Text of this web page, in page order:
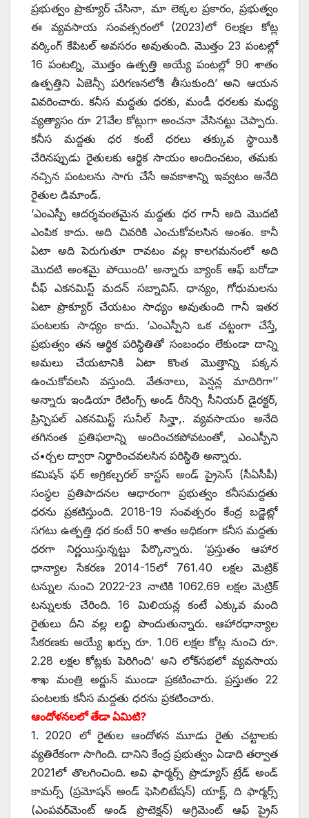
ప్రభుత్వం ప్రొక్యూర్‌ ‌చేసినా, మా లెక్కల ప్రకారం, ప్రభుత్వం
ఈ వ్యవసాయ సంవత్సరంలో (2023)లో 6లక్షల కోట్ల
వర్కింగ్‌ ‌కేపిటల్‌ అవసరం అవుతుంది. మొత్తం 23 పంటల్లో
16 పంటల్ని, మొత్తం ఉత్పత్తి అయ్యే పంటల్లో 90 శాతం
ఉత్పత్తిని ఏజెన్సీ పరిగణనలోకి తీసుకుంది’ అని ఆయన
వివరించారు. కనీస మద్దతు ధరకు, మండీ ధరలకు మధ్య
వ్యత్యాసం రూ 21వేల కోట్లుగా అంచనా వేసినట్టు చెప్పారు.
కనీస మద్దతు ధర కంటే ధరలు తక్కువ స్థాయికి
చేరినప్పుడు రైతులకు ఆర్థిక సాయం అందించటం, తమకు
నచ్చిన పంటలను సాగు చేసే అవకాశాన్ని ఇవ్వటం అనేది
రైతుల డిమాండ్‌.
‘ఎంఎస్పీ ఆదర్శవంతమైన మద్దతు ధర గానీ అది మొదటి
ఎంపిక కాదు. అది చివరికి ఎంచుకోవలసిన అంశం. కానీ
ఏటా అది పెరుగుతూ రావటం వల్ల కాలగమనంలో అది
మొదటి అంశమై పోయింది’ అన్నారు బ్యాంక్‌ ఆఫ్‌ ‌బరోడా
చీఫ్‌ ఎకనమిస్ట్ ‌మదన్‌ ‌సబ్నావిస్‌. ‌ధాన్యం, గోధుమలను
ఏటా ప్రొక్యూర్‌ ‌చేయటం సాధ్యం అవుతుంది గానీ ఇతర
పంటలకు సాధ్యం కాదు. ‘ఎంఎస్పీని ఒక చట్టంగా చేస్తే,
ప్రభుత్వం తన ఆర్థిక పరిస్థితితో సంబంధం లేకుండా దాన్ని
అమలు చేయటానికి ఏటా కొంత మొత్తాన్ని పక్కన
ఉంచుకోవలసి వస్తుంది. వేతనాలు, పెన్షన్ల మాదిరిగా’’
అన్నారు ఇండియా రేటింగ్స్ అం‌డ్‌ ‌రీసెర్చి సీనియర్‌ ‌డైరక్టర్‌,
‌ప్రిన్పిపల్‌ ఎకనమిస్ట్ ‌సునీల్‌ ‌సిన్హా,. వ్యవసాయం అనేది
తగినంత ప్రతిఫలాన్ని అందించకపోవటంతో, ఎంఎస్పీని
చ•ర్చల ద్వారా నిర్థారించవలసిన పరిస్థితి అన్నారు.
కమిషన్‌ ‌ఫర్‌ అ‌గ్రికల్చరల్‌ ‌కాస్టస్ అం‌డ్‌ ‌ప్రైసెస్‌ (‌సీఏసీపీ)
సంస్థల ప్రతిపాదనల ఆధారంగా ప్రభుత్వం కనీసమద్దతు
ధరను ప్రకటిస్తుంది. 2018-19 సంవత్సరం కేంద్ర బడ్జెట్లో
సగటు ఉత్పత్తి ధర కంటే 50 శాతం అధికంగా కనీస మద్దతు
ధరగా నిర్ణయిస్తున్నట్టు పేర్కొన్నారు. ‘ప్రస్తుతం ఆహార
ధాన్యాల సేకరణ 2014-15లో 761.40 లక్షల మెట్రిక్‌
‌టన్నుల నుంచి 2022-23 నాటికి 1062.69 లక్షల మెట్రిక్‌
‌టన్నులకు చేరింది. 16 మిలియన్ల కంటే ఎక్కువ మంది
రైతులు దీని వల్ల లబ్ధి పొందుతున్నారు. ఆహారధాన్యాల
సేకరణకు అయ్యే ఖర్చు రూ. 1.06 లక్షల కోట్ల నుంచి రూ.
2.28 లక్షల కోట్లకు పెరిగింది’ అని లోక్‌సభలో వ్యవసాయ
శాఖ మంత్రి అర్జున్‌ ‌ముండా ప్రకటించారు. ప్రస్తుతం 22
పంటలకు కనీస మద్దతు ధరను ప్రకటించారు.
ఆందోళనలలో తేడా ఏమిటి?
1. 2020 లో రైతుల ఆందోళన మూడు రైతు చట్టాలకు
వ్యతిరేకంగా సాగింది. దానిని కేంద్ర ప్రభుత్వం ఏడాది తర్వాత
2021లో తొలగించింది. అవి ఫార్మర్స్ ‌ప్రొడ్యూస్‌ ‌ట్రేడ్‌ అం‌డ్‌
‌కామర్స్ (‌ప్రమోషన్‌ అం‌డ్‌ ‌ఫెసిలిటేషన్‌) ‌యాక్ట్, ‌ది ఫార్మర్స్
(ఎం‌పవర్‌మెంట్‌ అం‌డ్‌ ‌ప్రొటెక్షన్‌) అ‌గ్రిమెంట్‌ ఆఫ్‌ ‌ప్రైస్‌